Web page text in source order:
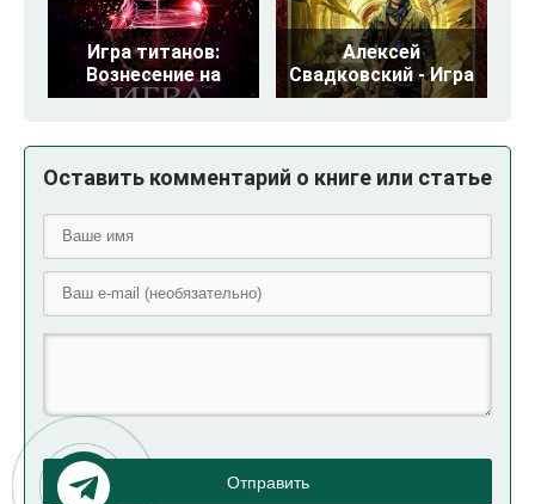
Игра титанов:
Вознесение на
Алексей
Свадковский - Игра
Оставить комментарий о книге или статье
Отправить